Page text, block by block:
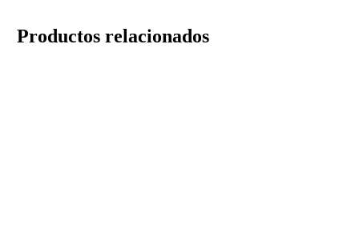
Productos relacionados